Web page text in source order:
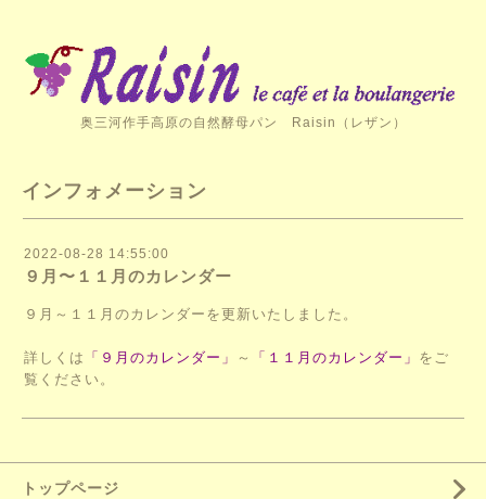
奥三河作手高原の自然酵母パン Raisin（レザン）
インフォメーション
2022-08-28 14:55:00
９月〜１１月のカレンダー
９月～１１月のカレンダーを更新いたしました。
詳しくは 「９月のカレンダー」 ～ 「１１月のカレンダー」 をご
覧ください。
トップページ